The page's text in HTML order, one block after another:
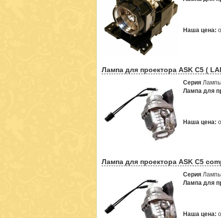
Наша цена:
Лампа для проектора ASK C5 (
Серия
Лампа для
Наша цена:
Лампа для проектора ASK C5
Серия
Лампа для
Наша цена: